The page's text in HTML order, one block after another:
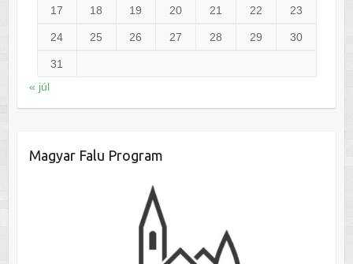
17 18 19 20 21 22 23
24 25 26 27 28 29 30
31
« júl
Magyar Falu Program